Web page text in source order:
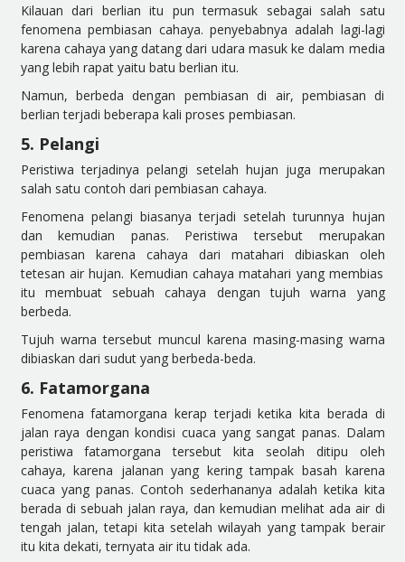
Kilauan dari berlian itu pun termasuk sebagai salah satu
fenomena pembiasan cahaya. penyebabnya adalah lagi-lagi
karena cahaya yang datang dari udara masuk ke dalam media
yang lebih rapat yaitu batu berlian itu.
Namun, berbeda dengan pembiasan di air, pembiasan di
berlian terjadi beberapa kali proses pembiasan.
5. Pelangi
Peristiwa terjadinya pelangi setelah hujan juga merupakan
salah satu contoh dari pembiasan cahaya.
Fenomena pelangi biasanya terjadi setelah turunnya hujan
dan kemudian panas. Peristiwa tersebut merupakan
pembiasan karena cahaya dari matahari dibiaskan oleh
tetesan air hujan. Kemudian cahaya matahari yang membias
itu membuat sebuah cahaya dengan tujuh warna yang
berbeda.
Tujuh warna tersebut muncul karena masing-masing warna
dibiaskan dari sudut yang berbeda-beda.
6. Fatamorgana
Fenomena fatamorgana kerap terjadi ketika kita berada di
jalan raya dengan kondisi cuaca yang sangat panas. Dalam
peristiwa fatamorgana tersebut kita seolah ditipu oleh
cahaya, karena jalanan yang kering tampak basah karena
cuaca yang panas. Contoh sederhananya adalah ketika kita
berada di sebuah jalan raya, dan kemudian melihat ada air di
tengah jalan, tetapi kita setelah wilayah yang tampak berair
itu kita dekati, ternyata air itu tidak ada.